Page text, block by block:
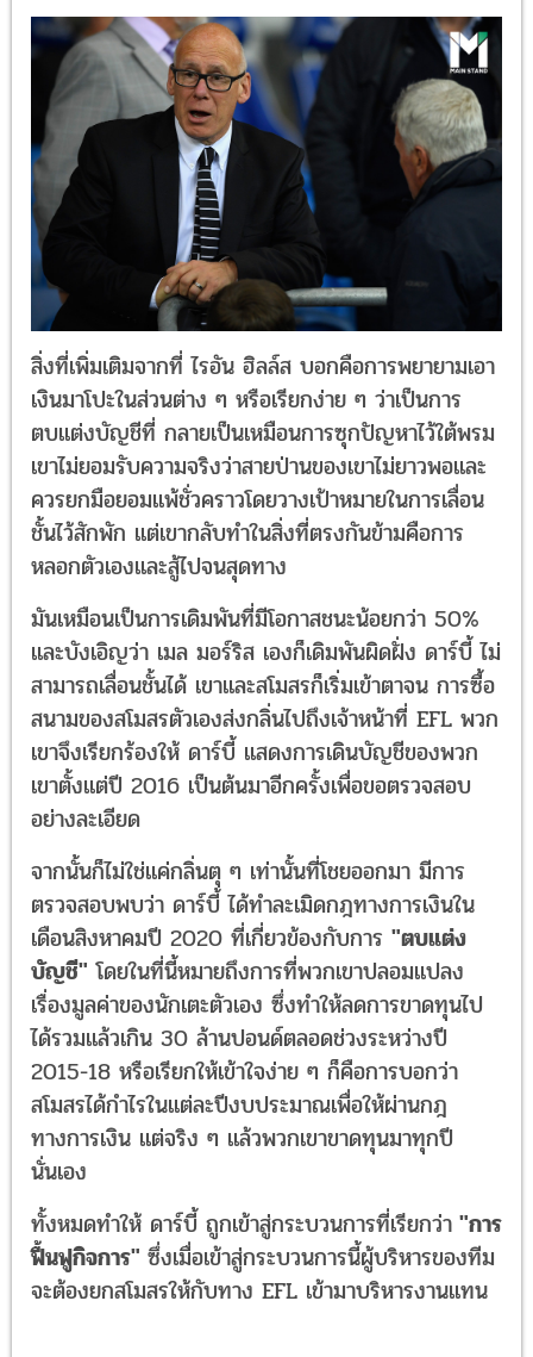
สิ่งที่เพิ่มเติมจากที่ ไรอัน ฮิลล์ส บอกคือการพยายามเอา
เงินมาโปะในส่วนต่าง ๆ หรือเรียกง่าย ๆ ว่าเป็นการ
ตบแต่งบัญชีที่ กลายเป็นเหมือนการซุกปัญหาไว้ใต้พรม
เขาไม่ยอมรับความจริงว่าสายป่านของเขาไม่ยาวพอและ
ควรยกมือยอมแพ้ชั่วคราวโดยวางเป้าหมายในการเลื่อน
ชั้นไว้สักพัก แต่เขากลับทำในสิ่งที่ตรงกันข้ามคือการ
หลอกตัวเองและสู้ไปจนสุดทาง
มันเหมือนเป็นการเดิมพันที่มีโอกาสชนะน้อยกว่า 50%
และบังเอิญว่า เมล มอร์ริส เองก็เดิมพันผิดฝั่ง ดาร์บี้ ไม่
สามารถเลื่อนชั้นได้ เขาและสโมสรก็เริ่มเข้าตาจน การซื้อ
สนามของสโมสรตัวเองส่งกลิ่นไปถึงเจ้าหน้าที่ EFL พวก
เขาจึงเรียกร้องให้ ดาร์บี้ แสดงการเดินบัญชีของพวก
เขาตั้งแต่ปี 2016 เป็นต้นมาอีกครั้งเพื่อขอตรวจสอบ
อย่างละเอียด
จากนั้นก็ไม่ใช่แค่กลิ่นตุ ๆ เท่านั้นที่โชยออกมา มีการ
ตรวจสอบพบว่า ดาร์บี้ ได้ทำละเมิดกฎทางการเงินใน
เดือนสิงหาคมปี 2020 ที่เกี่ยวข้องกับการ "ตบแต่ง
บัญชี" โดยในที่นี้หมายถึงการที่พวกเขาปลอมแปลง
เรื่องมูลค่าของนักเตะตัวเอง ซึ่งทำให้ลดการขาดทุนไป
ได้รวมแล้วเกิน 30 ล้านปอนด์ตลอดช่วงระหว่างปี
2015-18 หรือเรียกให้เข้าใจง่าย ๆ ก็คือการบอกว่า
สโมสรได้กำไรในแต่ละปีงบประมาณเพื่อให้ผ่านกฎ
ทางการเงิน แต่จริง ๆ แล้วพวกเขาขาดทุนมาทุกปี
นั่นเอง
ทั้งหมดทำให้ ดาร์บี้ ถูกเข้าสู่กระบวนการที่เรียกว่า "การ
ฟื้นฟูกิจการ" ซึ่งเมื่อเข้าสู่กระบวนการนี้ผู้บริหารของทีม
จะต้องยกสโมสรให้กับทาง EFL เข้ามาบริหารงานแทน